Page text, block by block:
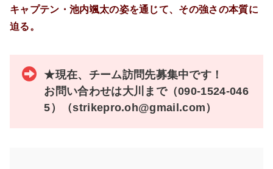
キャプテン・池内颯太の姿を通じて、その強さの本質に
迫る。
★現在、チーム訪問先募集中です！
お問い合わせは大川まで（090-1524-046
5）（strikepro.oh@gmail.com）